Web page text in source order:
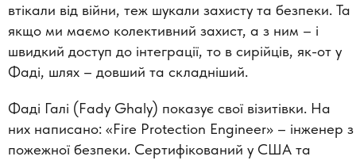
втікали від війни, теж шукали захисту та безпеки. Та
якщо ми маємо колективний захист, а з ним – і
швидкий доступ до інтеграції, то в сирійців, як-от у
Фаді, шлях – довший та складніший.
Фаді Галі (Fady Ghaly) показує свої візитівки. На
них написано: «Fire Protection Engineer» – інженер з
пожежної безпеки. Сертифікований у США та